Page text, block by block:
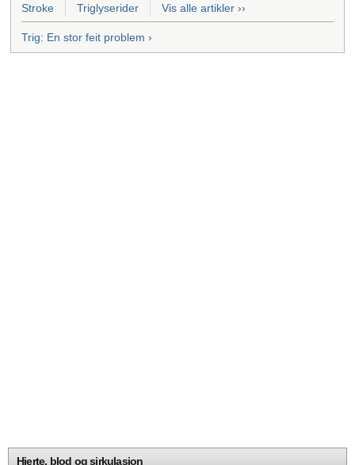
Stroke
Triglyserider Vis alle artikler ››
Trig: En stor feit problem ›
Hjerte, blod og sirkulasjon